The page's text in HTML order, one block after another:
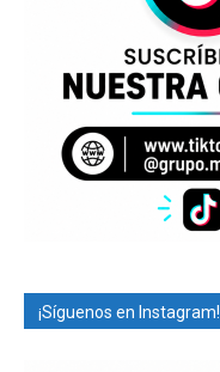
¡Síguenos en Instagram!